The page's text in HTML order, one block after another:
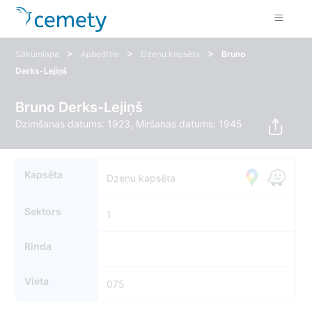
Sākumlapa > Apbedītie > Dzeņu kapsēta >
Bruno
Derks-Lejiņš
Bruno Derks-Lejiņš
Dzimšanas datums: 1923, Miršanas datums: 1945
Kapsēta Dzeņu kapsēta
Sektors 1
Rinda
Vieta 075